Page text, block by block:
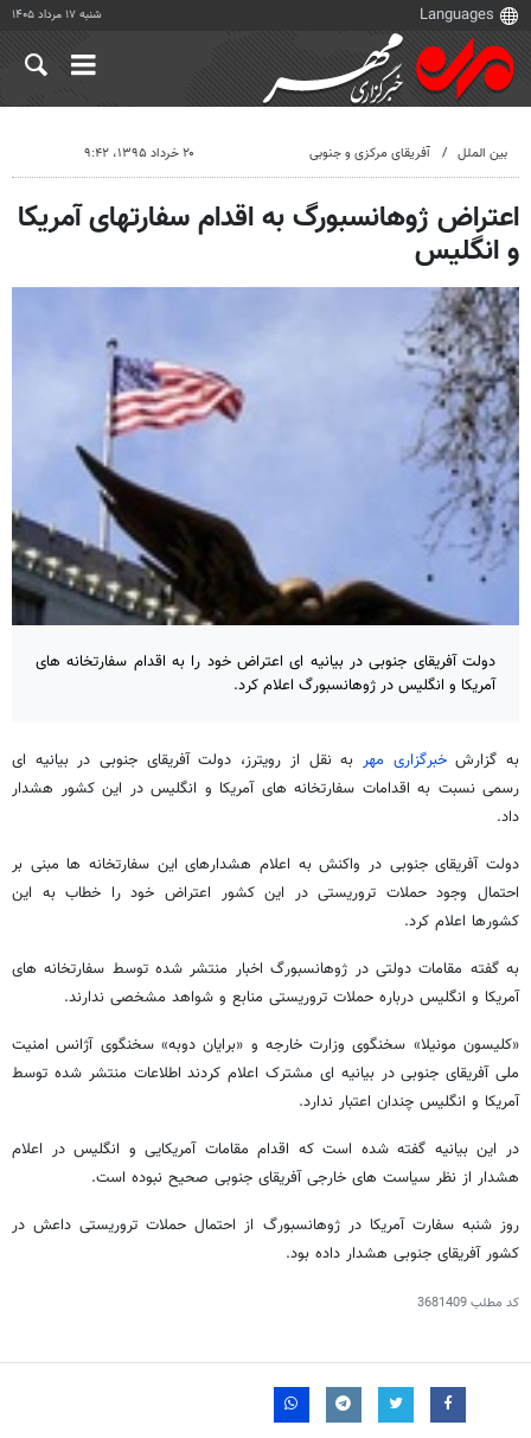
شنبه ۱۷ مرداد ۱۴۰۵
بین الملل آفریقای مرکزی و جنوبی ۲۰ خرداد ۱۳۹۵، ۹:۴۲
اعتراض ژوهانسبورگ به اقدام سفارتهای آمریکا
و انگلیس
دولت آفریقای جنوبی در بیانیه ای اعتراض خود را به اقدام سفارتخانه های
آمریکا و انگلیس در ژوهانسبورگ اعلام کرد.
به گزارشخبرگزاری مهر به نقل از رویترز، دولت آفریقای جنوبی در بیانیه ای
رسمی نسبت به اقدامات سفارتخانه های آمریکا و انگلیس در این کشور هشدار
داد.
دولت آفریقای جنوبی در واکنش به اعلام هشدارهای این سفارتخانه ها مبنی بر
احتمال وجود حملات تروریستی در این کشور اعتراض خود را خطاب به این
کشورها اعلام کرد.
به گفته مقامات دولتی در ژوهانسبورگ اخبار منتشر شده توسط سفارتخانه های
آمریکا و انگلیس درباره حملات تروریستی منابع و شواهد مشخصی ندارند.
«کلیسون مونیلا» سخنگوی وزارت خارجه و «برایان دوبه» سخنگوی آژانس امنیت
ملی آفریقای جنوبی در بیانیه ای مشترک اعلام کردند اطلاعات منتشر شده توسط
آمریکا و انگلیس چندان اعتبار ندارد.
در این بیانیه گفته شده است که اقدام مقامات آمریکایی و انگلیس در اعلام
هشدار از نظر سیاست های خارجی آفریقای جنوبی صحیح نبوده است.
روز شنبه سفارت آمریکا در ژوهانسبورگ از احتمال حملات تروریستی داعش در
کشور آفریقای جنوبی هشدار داده بود.
کد مطلب3681409